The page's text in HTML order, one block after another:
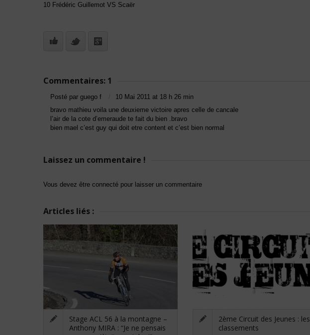
10 Frédéric Guillemot VS Scaër
Commentaires: 1
Posté par guego f
10 Mai 2011 at 18 h 26 min
bravo mathieu voila une deuxieme victoire apres celle de cancale
l’air de la cote d’emeraude te fait du bien .bravo
bien mael c’est guy qui doit etre content et c’est bien normal
Laissez un commentaire !
Vous devez être connecté pour laisser un commentaire
Articles liés :
Stage ACL 56 à la montagne –
Anthony MIRA : “Je ne pensais
2ème Circuit des Jeunes : les
classements